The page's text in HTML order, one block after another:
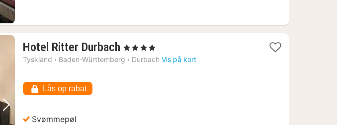
Næste billede
Hotel Ritter Durbach 1
nat
, 4 Stjerner
Tyskland › Baden-Württemberg › Durbach Vis på kort
Lås op rabat
Svømmepøl